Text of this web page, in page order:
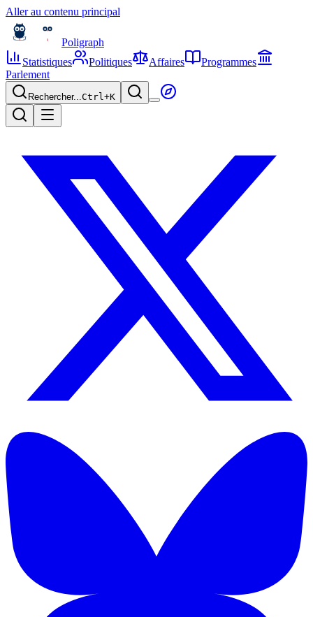
Aller au contenu principal
Poligraph
Statistiques
Politiques Affaires
Programmes
Parlement
Rechercher...Ctrl+K